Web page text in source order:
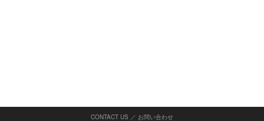
CONTACT US ／ お問い合わせ